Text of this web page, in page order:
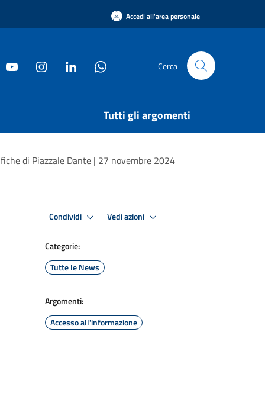
Accedi all'area personale
Cerca
Tutti gli argomenti
di Piazzale Dante | 27 novembre 2024
Condividi Vedi azioni
Categorie:
Tutte le News
Argomenti:
Accesso all'informazione